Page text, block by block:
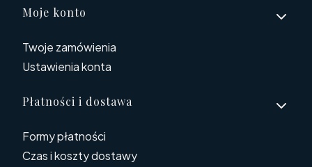
Linki w stopce
Moje konto
Twoje zamówienia
Ustawienia konta
Płatności i dostawa
Formy płatności
Czas i koszty dostawy